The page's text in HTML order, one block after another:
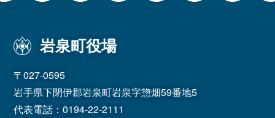
岩泉町役場
〒027-0595
岩手県下閉伊郡岩泉町岩泉字惣畑59番地5
代表電話：0194-22-2111